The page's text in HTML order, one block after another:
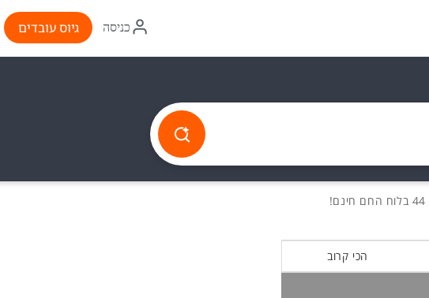
איקון
התחברות
כניסה גיוס עובדים
הכי קרוב